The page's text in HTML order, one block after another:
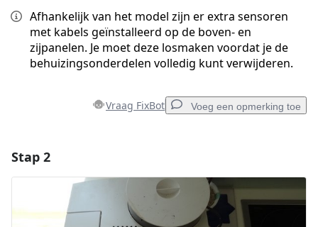
Afhankelijk van het model zijn er extra sensoren
met kabels geïnstalleerd op de boven- en
zijpanelen. Je moet deze losmaken voordat je de
behuizingsonderdelen volledig kunt verwijderen.
Vraag FixBot Voeg een opmerking toe
Voeg opmerking toe
Stap 2